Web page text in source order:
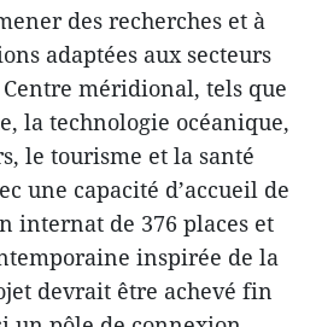
des recherches et à
adaptées aux secteurs
méridional, tels que
la technologie océanique,
le tourisme et la santé
une capacité d’accueil de
internat de 376 places et
inspirée de la
devrait être achevé fin